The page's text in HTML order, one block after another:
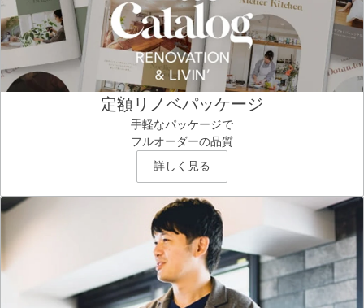
定額リノベパッケージ
手軽なパッケージで
フルオーダーの品質
詳しく見る